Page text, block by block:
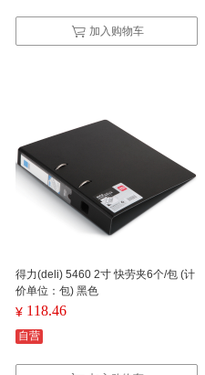
加入购物车
得力(deli) 5460 2寸 快劳夹6个/包 (计
价单位：包) 黑色
¥ 118.46
自营